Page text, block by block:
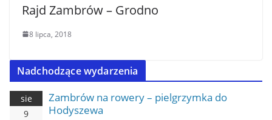
Rajd Zambrów – Grodno
8 lipca, 2018
Nadchodzące wydarzenia
sie
9
Zambrów na rowery – pielgrzymka do
Hodyszewa